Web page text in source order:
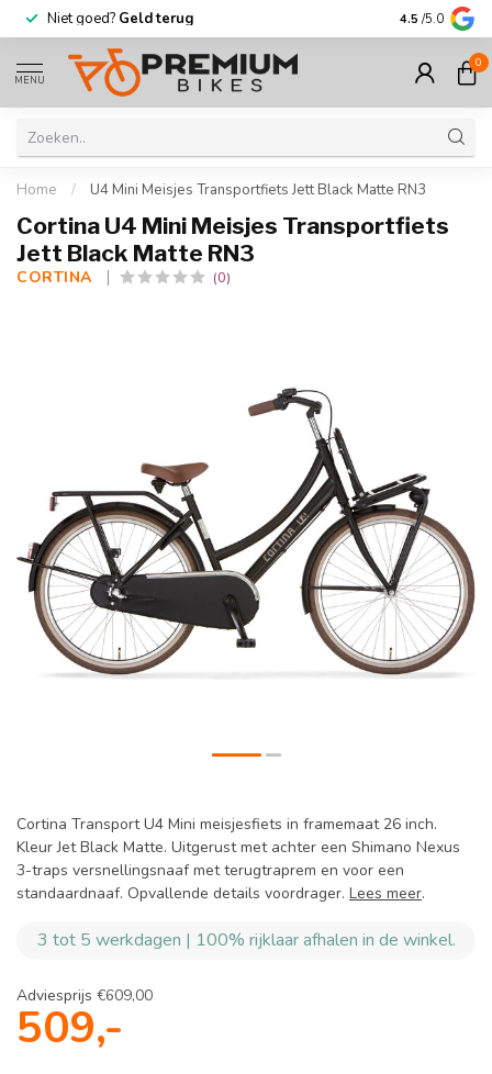
Niet goed? Geld terug Meer dan
4.5 /5.0
MENU
0
Home / U4 Mini Meisjes Transportfiets Jett Black Matte RN3
Cortina U4 Mini Meisjes Transportfiets
Jett Black Matte RN3
CORTINA (0)
Cortina Transport U4 Mini meisjesfiets in framemaat 26 inch.
Kleur Jet Black Matte. Uitgerust met achter een Shimano Nexus
3-traps versnellingsnaaf met terugtraprem en voor een
standaardnaaf. Opvallende details voordrager. Lees meer.
3 tot 5 werkdagen | 100% rijklaar afhalen in de winkel.
Adviesprijs €609,00
509,-